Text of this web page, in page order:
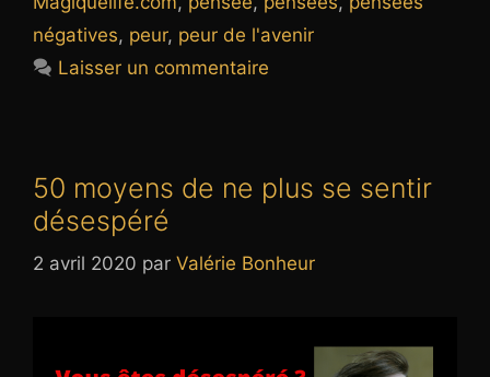
négatives, peur, peur de l'avenir
Laisser un commentaire
50 moyens de ne plus se sentir
désespéré
2 avril 2020 par Valérie Bonheur